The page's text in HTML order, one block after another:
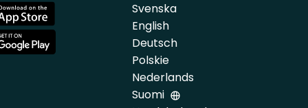
Svenska
English
Deutsch
Polskie
Nederlands
Suomi